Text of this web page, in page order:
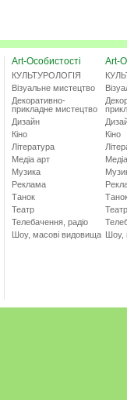
Art-Особистості
КУЛЬТУРОЛОГІЯ
Візуальне мистецтво
Декоративно-
прикладне мистецтво
Дизайн
Кіно
Література
Медіа арт
Музика
Реклама
Танок
Театр
Телебачення, радіо
Шоу, масові видовища
Art-
Кіно
Театр
Шоу,